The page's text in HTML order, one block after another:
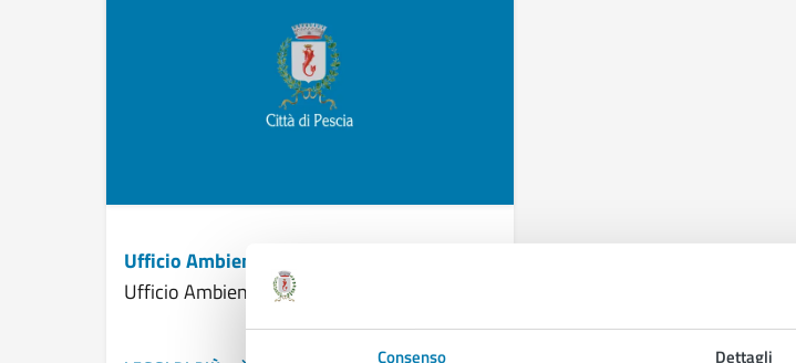
Consenso Dettagli
Ufficio Ambiente
Ufficio Ambiente